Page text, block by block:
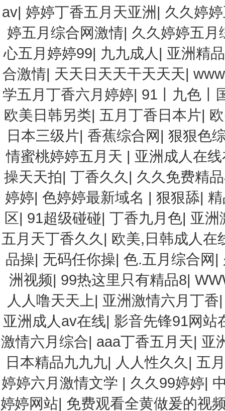
av| 婷婷丁香五月天亚洲 | 久久婷
婷五月综合网激情| 久久婷婷五月
心五月婷婷99| 九九成人 | 亚洲精
合激情| 天天日天天干天天天|
学五月丁香六月婷婷| 91丨九色丨
欧美日韩另类| 五月丁香日本片|
日本三级片| 香蕉综合网|狠狠色
情蜜桃婷婷五月天 | 亚洲成人在
操天天拍|丁香久久 | 久久免费精
婷婷| 色婷婷最新域名 | 狠狠舔|
区| 91超级碰碰|丁香九月色| 亚洲
五月天丁香久久 | 欧美,日韩成人在
品操| 无码任你操| 色.五月综合网|
洲视频| 99热这里只有精品8|
人人噜天天上| 亚洲激情六月丁香
亚洲成人av在线| 影音先锋91网站
激情六月综合| aaa丁香五月天| 亚
日本精品九九九| 人人性久久 | 五
婷婷六月激情文学 | 久久99婷婷|
婷婷网站| 免费观看全黄做爰的视